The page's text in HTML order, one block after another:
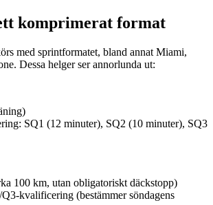
komprimerat format
med sprintformatet, bland annat Miami,
Dessa helger ser annorlunda ut:
SQ1 (12 minuter), SQ2 (10 minuter), SQ3
100 km, utan obligatoriskt däckstopp)
kvalificering (bestämmer söndagens